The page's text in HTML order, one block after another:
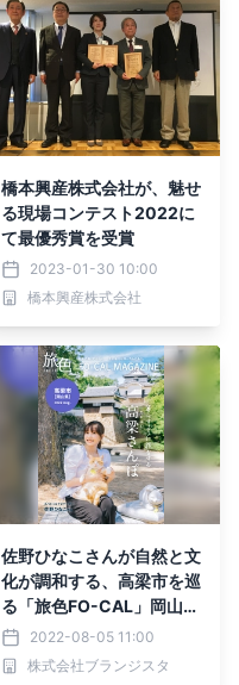
橋本興産株式会社が、魅せ
る現場コンテスト2022に
て最優秀賞を受賞
2023-01-30 10:00
橋本興産株式会社
佐野ひなこさんが自然と文
化が調和する、高梁市を巡
る「旅色FO-CAL」岡山県
高梁市特集公開
2022-08-05 11:00
株式会社ブランジスタ